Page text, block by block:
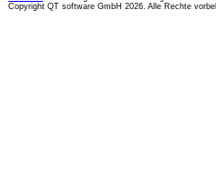
Copyright QT software GmbH 2026. Alle Rechte